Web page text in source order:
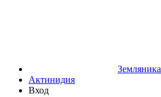
Земляника
Актинидия
Вход